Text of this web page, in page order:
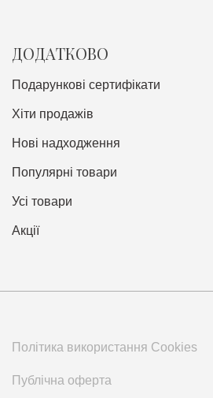
ДОДАТКОВО
Подарункові сертифікати
Хіти продажів
Нові надходження
Популярні товари
Усі товари
Акції
Політика використання Cookies
Публічна оферта